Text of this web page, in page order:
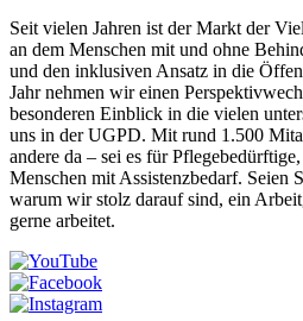
Seit vielen Jahren ist der Markt der
an dem Menschen mit und ohne
und den inklusiven Ansatz in die
Jahr nehmen wir einen
besonderen Einblick in die vielen
uns in der UGPD. Mit rund 1.500
andere da – sei es für
Menschen mit Assistenzbedarf. Seien
warum wir stolz darauf sind, ein
gerne arbeitet.